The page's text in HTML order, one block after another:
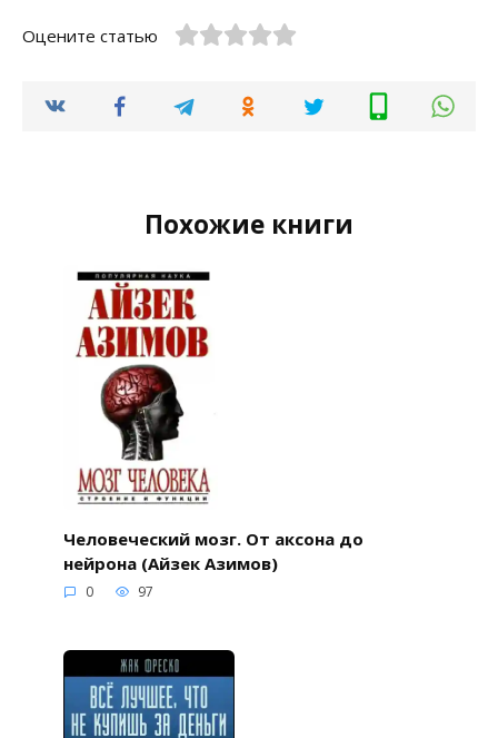
Оцените статью
Похожие книги
Человеческий мозг. От аксона до
нейрона (Айзек Азимов)
0 97